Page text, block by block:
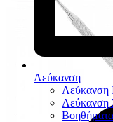
Λεύκανση
Λεύκανση
Λεύκανση